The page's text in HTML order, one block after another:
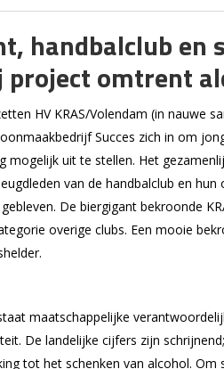
handbalclub en
project omtrent
HV KRAS/Volendam (in nauwe
Succes zich in om
mogelijk uit te stellen. Het
van de handbalclub en
De biergigant bekroonde
overige clubs. Een mooie
maatschappelijke
De landelijke cijfers zijn
tot het schenken van alcohol.